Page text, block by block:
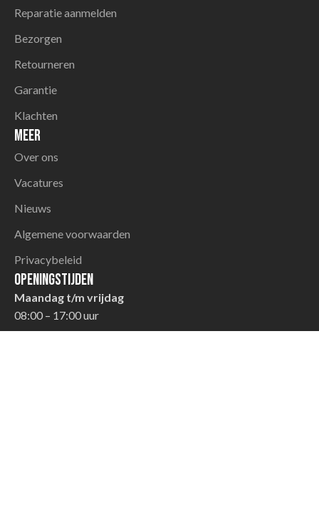
Reparatie aanmelden
Bezorgen
Retourneren
Garantie
Klachten
Meer
Over ons
Vacatures
Nieuws
Algemene voorwaarden
Privacybeleid
Openingstijden
Maandag t/m vrijdag
08:00 – 17:00 uur